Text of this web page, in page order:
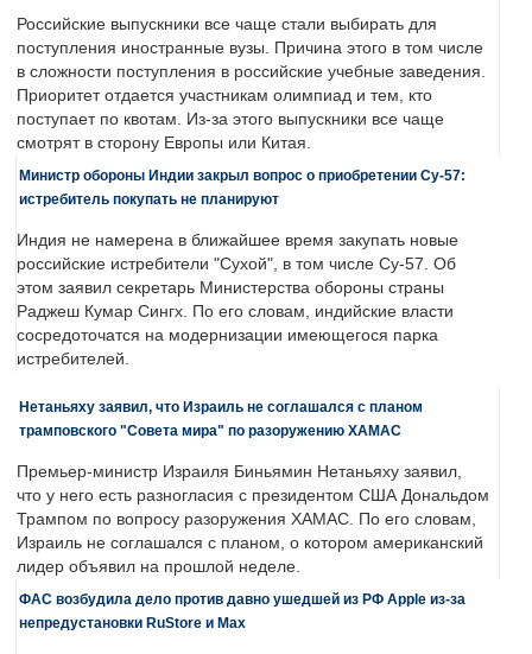
Российские выпускники все чаще стали выбирать для
поступления иностранные вузы. Причина этого в том числе
в сложности поступления в российские учебные заведения.
Приоритет отдается участникам олимпиад и тем, кто
поступает по квотам. Из-за этого выпускники все чаще
смотрят в сторону Европы или Китая.
Министр обороны Индии закрыл вопрос о приобретении Су-57:
истребитель покупать не планируют
Индия не намерена в ближайшее время закупать новые
российские истребители "Сухой", в том числе Су-57. Об
этом заявил секретарь Министерства обороны страны
Раджеш Кумар Сингх. По его словам, индийские власти
сосредоточатся на модернизации имеющегося парка
истребителей.
Нетаньяху заявил, что Израиль не соглашался с планом
трамповского "Совета мира" по разоружению ХАМАС
Премьер-министр Израиля Биньямин Нетаньяху заявил,
что у него есть разногласия с президентом США Дональдом
Трампом по вопросу разоружения ХАМАС. По его словам,
Израиль не соглашался с планом, о котором американский
лидер объявил на прошлой неделе.
ФАС возбудила дело против давно ушедшей из РФ Apple из-за
непредустановки RuStore и Max